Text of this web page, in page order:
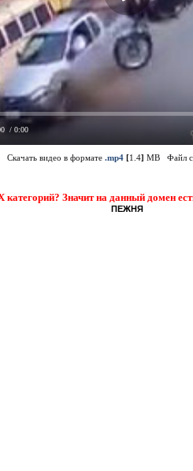
/ 0:00
Скачать видео в формате .mp4 [1.4] MB Файл
категорий? Значит на данный домен
ПЕЖНЯ